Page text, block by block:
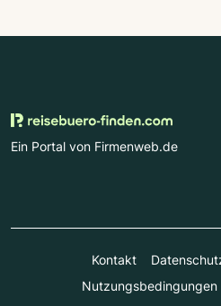
Ein Portal von Firmenweb.de
Kontakt
Nutzungsbedingungen